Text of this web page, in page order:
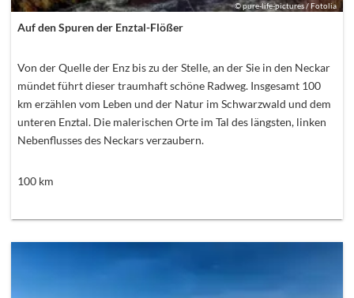
©pure-life-pictures / Fotolia
Auf den Spuren der Enztal-Flößer
Von der Quelle der Enz bis zu der Stelle, an der Sie in den Neckar
mündet führt dieser traumhaft schöne Radweg. Insgesamt 100
km erzählen vom Leben und der Natur im Schwarzwald und dem
unteren Enztal. Die malerischen Orte im Tal des längsten, linken
Nebenflusses des Neckars verzaubern.
100km